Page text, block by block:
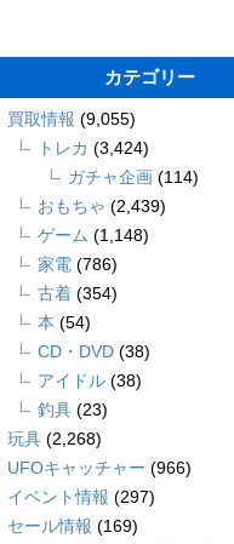
カテゴリー
買取情報 (9,055)
トレカ (3,424)
ガチャ企画 (114)
おもちゃ (2,439)
ゲーム (1,148)
家電 (786)
古着 (354)
本 (54)
CD・DVD (38)
アイドル (38)
釣具 (23)
玩具 (2,268)
UFOキャッチャー (966)
イベント情報 (297)
セール情報 (169)